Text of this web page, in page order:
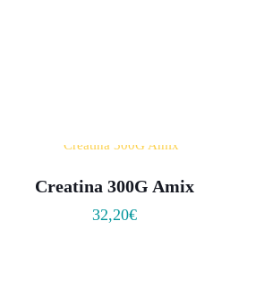
Creatina 300G Amix
32,20€